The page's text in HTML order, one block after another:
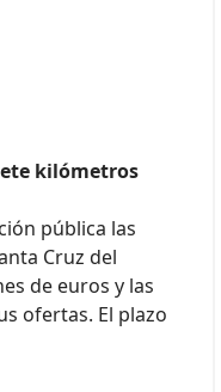
kilómetros
pública las
Cruz del
de euros y las
ofertas. El plazo